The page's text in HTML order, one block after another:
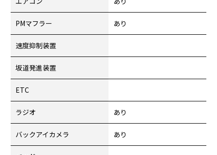
PMマフラー あり
速度抑制装置
坂道発進装置
ETC
ラジオ あり
バックアイカメラ あり